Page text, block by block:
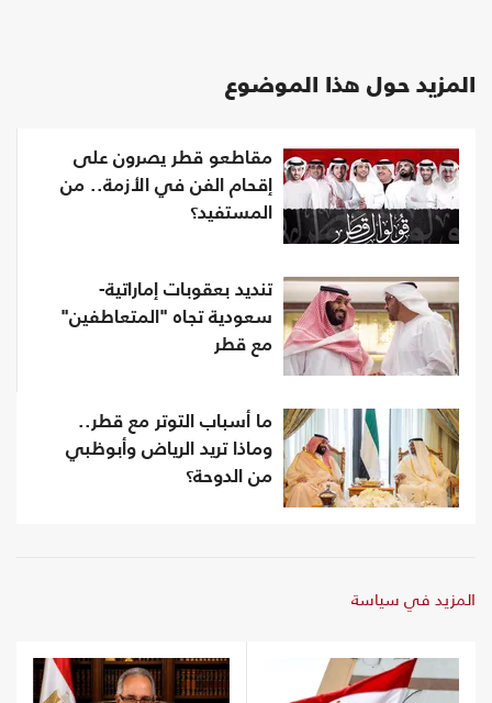
المزيد حول هذا الموضوع
مقاطعو قطر يصرون على
إقحام الفن في الأزمة.. من
المستفيد؟
تنديد بعقوبات إماراتية-
سعودية تجاه "المتعاطفين"
مع قطر
ما أسباب التوتر مع قطر..
وماذا تريد الرياض وأبوظبي
من الدوحة؟
المزيد في سياسة